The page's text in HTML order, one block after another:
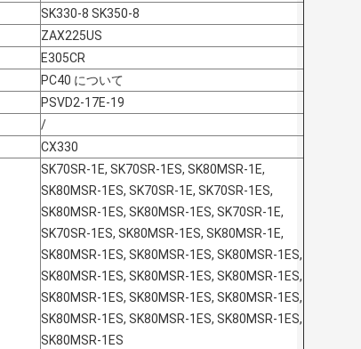
SK330-8 SK350-8
ZAX225US
E305CR
PC40 について
PSVD2-17E-19
/
CX330
SK70SR-1E, SK70SR-1ES, SK80MSR-1E,
SK80MSR-1ES, SK70SR-1E, SK70SR-1ES,
SK80MSR-1ES, SK80MSR-1ES, SK70SR-1E,
SK70SR-1ES, SK80MSR-1ES, SK80MSR-1E,
SK80MSR-1ES, SK80MSR-1ES, SK80MSR-1ES,
SK80MSR-1ES, SK80MSR-1ES, SK80MSR-1ES,
SK80MSR-1ES, SK80MSR-1ES, SK80MSR-1ES,
SK80MSR-1ES, SK80MSR-1ES, SK80MSR-1ES,
SK80MSR-1ES